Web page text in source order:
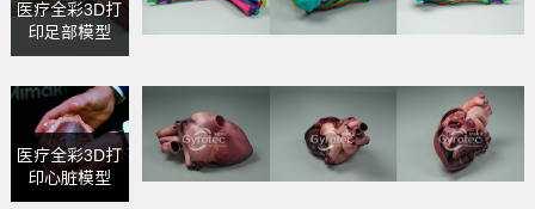
医疗全彩3D打
印足部模型
医疗全彩3D打
印心脏模型